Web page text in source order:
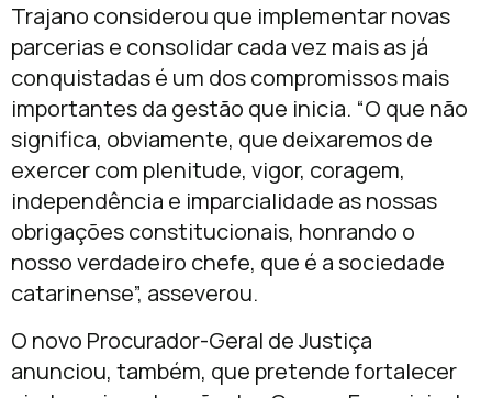
Trajano considerou que implementar novas
parcerias e consolidar cada vez mais as já
conquistadas é um dos compromissos mais
importantes da gestão que inicia. “O que não
significa, obviamente, que deixaremos de
exercer com plenitude, vigor, coragem,
independência e imparcialidade as nossas
obrigações constitucionais, honrando o
nosso verdadeiro chefe, que é a sociedade
catarinense”, asseverou.
O novo Procurador-Geral de Justiça
anunciou, também, que pretende fortalecer